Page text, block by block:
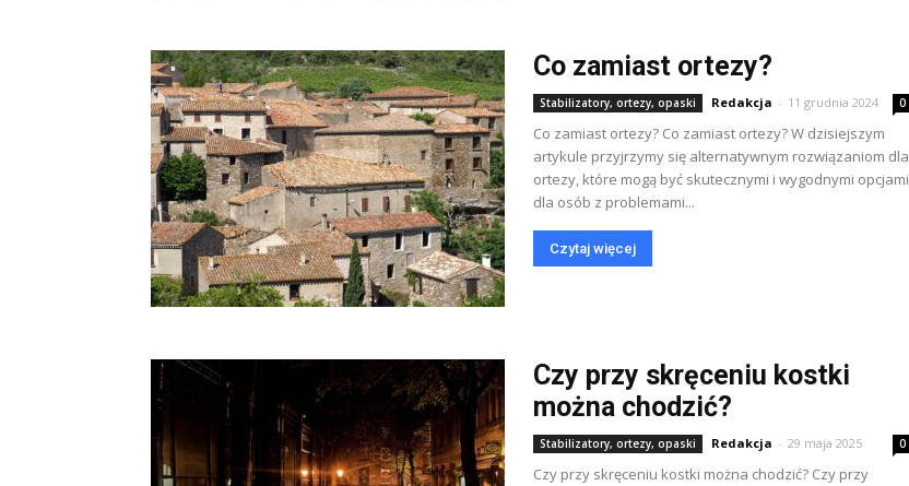
Co zamiast ortezy?
Stabilizatory, ortezy, opaski Redakcja - 11 grudnia 2024 0
Co zamiast ortezy? Co zamiast ortezy? W dzisiejszym
artykule przyjrzymy się alternatywnym rozwiązaniom dla
ortezy, które mogą być skutecznymi i wygodnymi opcjami
dla osób z problemami...
Czytaj więcej
Czy przy skręceniu kostki
można chodzić?
Stabilizatory, ortezy, opaski Redakcja - 29 maja 2025 0
Czy przy skręceniu kostki można chodzić? Czy przy